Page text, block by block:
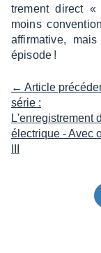
tre­ment direct
moins
affir­ma­tive,
épisode !
← Article
série :
L'enregistrement
électrique - Avec